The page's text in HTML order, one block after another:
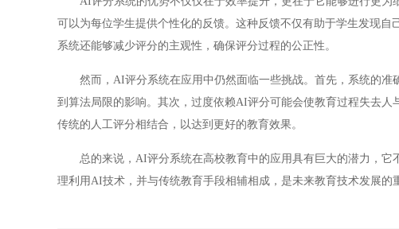
可以为每位学生提供个性化的反馈。这种反馈不仅有助于学生发现
系统还能够减少评分的主观性，确保评分过程的公正性。
然而，AI评分系统在应用中仍然面临一些挑战。首先，系统的准
到算法局限的影响。其次，过度依赖AI评分可能会使教育过程失去
传统的人工评分相结合，以达到更好的教育效果。
总的来说，AI评分系统在高校教育中的应用具有巨大的潜力，它
理利用AI技术，并与传统教育手段相辅相成，是未来教育技术发展的